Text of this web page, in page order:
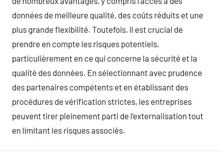
données de meilleure qualité, des coûts réduits et une
plus grande flexibilité. Toutefois, il est crucial de
prendre en compte les risques potentiels,
particulièrement en ce qui concerne la sécurité et la
qualité des données. En sélectionnant avec prudence
des partenaires compétents et en établissant des
procédures de vérification strictes, les entreprises
peuvent tirer pleinement parti de l’externalisation tout
en limitant les risques associés.